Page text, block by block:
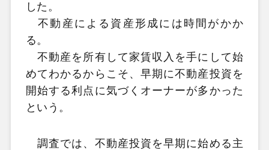
した。
不動産による資産形成には時間がかか
る。
不動産を所有して家賃収入を手にして始
めてわかるからこそ、早期に不動産投資を
開始する利点に気づくオーナーが多かった
という。
調査では、不動産投資を早期に始める主